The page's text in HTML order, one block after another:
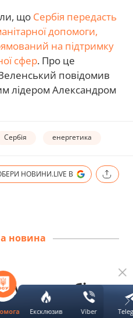
що Сербія передасть
допомоги,
на підтримку
сфер. Про це
повідомив
лідером Александром
Сербія енергетика
НОВИНИ.LIVE В
новина
дрон біля
метрів від
Ексклюзив Viber